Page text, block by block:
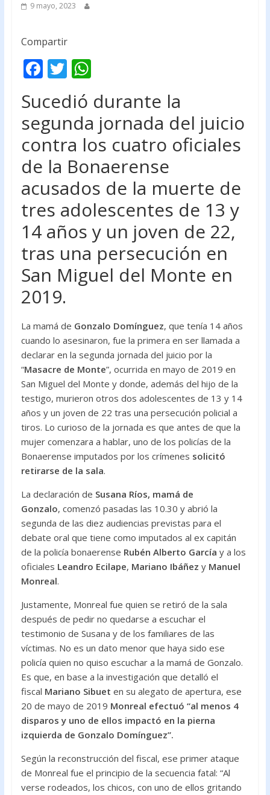
9 mayo, 2023
Compartir
F
e
b
o
o
k
T
w
itt
er
W
h
at
s
A
p
p
Sucedió durante la
segunda jornada del juicio
contra los cuatro oficiales
de la Bonaerense
acusados de la muerte de
tres adolescentes de 13 y
14 años y un joven de 22,
tras una persecución en
San Miguel del Monte en
2019.
La mamá de Gonzalo Domínguez, que tenía 14 años
cuando lo asesinaron, fue la primera en ser llamada a
declarar en la segunda jornada del juicio por la
“Masacre de Monte”, ocurrida en mayo de 2019 en
San Miguel del Monte y donde, además del hijo de la
testigo, murieron otros dos adolescentes de 13 y 14
años y un joven de 22 tras una persecución policial a
tiros. Lo curioso de la jornada es que antes de que la
mujer comenzara a hablar, uno de los policías de la
Bonaerense imputados por los crímenes solicitó
retirarse de la sala.
La declaración de Susana Ríos, mamá de
Gonzalo, comenzó pasadas las 10.30 y abrió la
segunda de las diez audiencias previstas para el
debate oral que tiene como imputados al ex capitán
de la policía bonaerense Rubén Alberto García y a los
oficiales Leandro Ecilape, Mariano Ibáñez y Manuel
Monreal.
Justamente, Monreal fue quien se retiró de la sala
después de pedir no quedarse a escuchar el
testimonio de Susana y de los familiares de las
víctimas. No es un dato menor que haya sido ese
policía quien no quiso escuchar a la mamá de Gonzalo.
Es que, en base a la investigación que detalló el
fiscal Mariano Sibuet en su alegato de apertura, ese
20 de mayo de 2019 Monreal efectuó “al menos 4
disparos y uno de ellos impactó en la pierna
izquierda de Gonzalo Domínguez”.
Según la reconstrucción del fiscal, ese primer ataque
de Monreal fue el principio de la secuencia fatal: “Al
verse rodeados, los chicos, con uno de ellos gritando